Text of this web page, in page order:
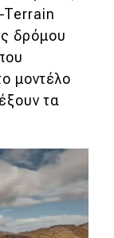
Terrain
δρόμου
μοντέλο
τα